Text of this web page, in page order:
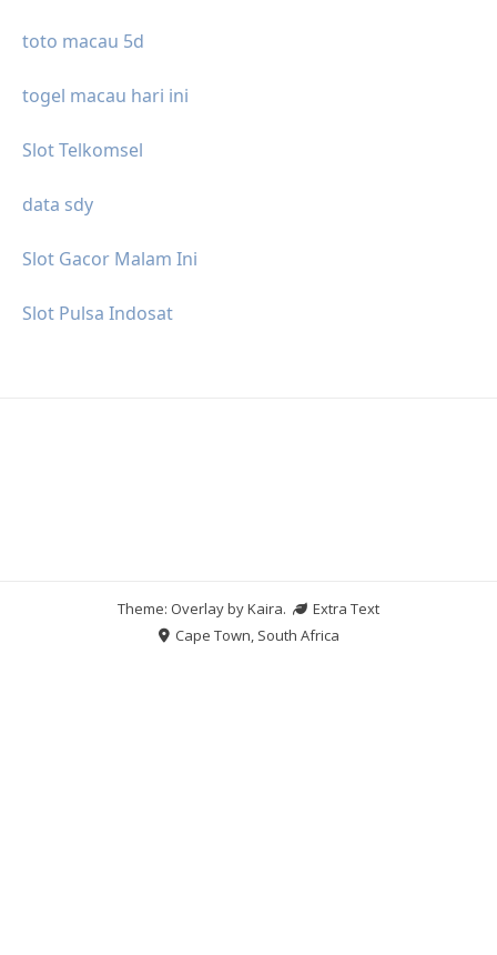
toto macau 5d
togel macau hari ini
Slot Telkomsel
data sdy
Slot Gacor Malam Ini
Slot Pulsa Indosat
Theme: Overlay byKaira.
Extra Text
Cape Town, South Africa